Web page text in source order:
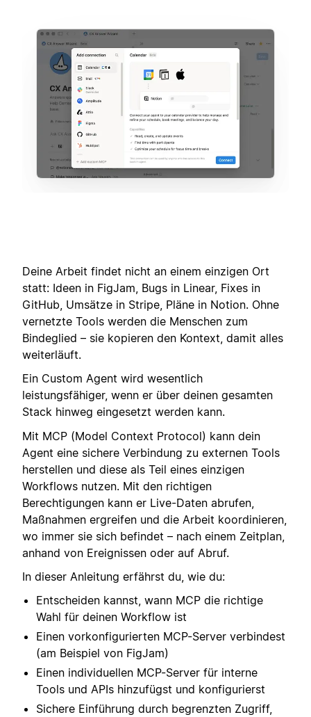
Deine Arbeit findet nicht an einem einzigen Ort
statt: Ideen in FigJam, Bugs in Linear, Fixes in
GitHub, Umsätze in Stripe, Pläne in Notion. Ohne
vernetzte Tools werden die Menschen zum
Bindeglied – sie kopieren den Kontext, damit alles
weiterläuft.
Ein Custom Agent wird wesentlich
leistungsfähiger, wenn er über deinen gesamten
Stack hinweg eingesetzt werden kann.
Mit MCP (Model Context Protocol) kann dein
Agent eine sichere Verbindung zu externen Tools
herstellen und diese als Teil eines einzigen
Workflows nutzen. Mit den richtigen
Berechtigungen kann er Live-Daten abrufen,
Maßnahmen ergreifen und die Arbeit koordinieren,
wo immer sie sich befindet – nach einem Zeitplan,
anhand von Ereignissen oder auf Abruf.
In dieser Anleitung erfährst du, wie du:
Entscheiden kannst, wann MCP die richtige
Wahl für deinen Workflow ist
Einen vorkonfigurierten MCP-Server verbindest
(am Beispiel von FigJam)
Einen individuellen MCP-Server für interne
Tools und APIs hinzufügst und konfigurierst
Sichere Einführung durch begrenzten Zugriff,